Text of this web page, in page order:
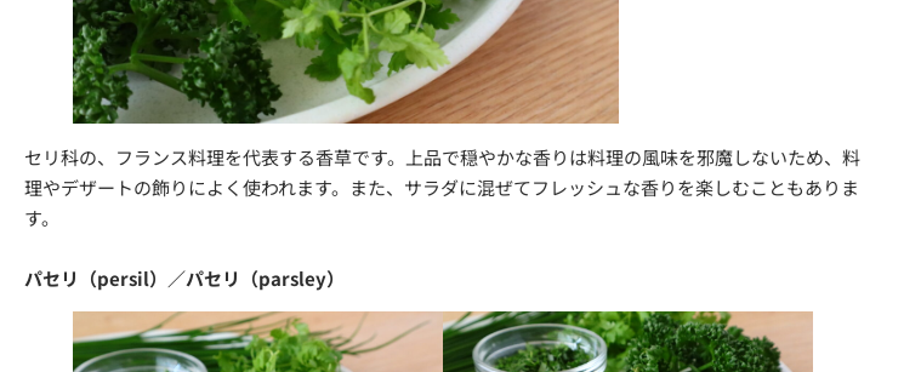
セリ科の、フランス料理を代表する香草です。上品で穏やかな香りは料理の風味を邪魔しないため、料
理やデザートの飾りによく使われます。また、サラダに混ぜてフレッシュな香りを楽しむこともありま
す。
パセリ（persil）／パセリ（parsley）